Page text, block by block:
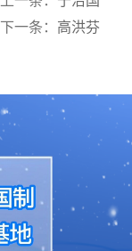
下一条： 高洪芬